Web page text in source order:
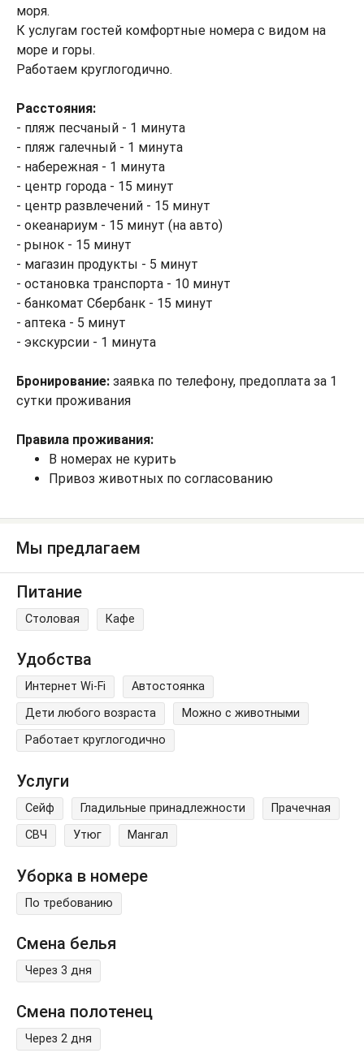
моря.
К услугам гостей комфортные номера с видом на
море и горы.
Работаем круглогодично.
Расстояния:
- пляж песчаный - 1 минута
- пляж галечный - 1 минута
- набережная - 1 минута
- центр города - 15 минут
- центр развлечений - 15 минут
- океанариум - 15 минут (на авто)
- рынок - 15 минут
- магазин продукты - 5 минут
- остановка транспорта - 10 минут
- банкомат Сбербанк - 15 минут
- аптека - 5 минут
- экскурсии - 1 минута
Бронирование: заявка по телефону, предоплата за 1
сутки проживания
Правила проживания:
В номерах не курить
Привоз животных по согласованию
Мы предлагаем
Питание
Столовая Кафе
Удобства
Интернет Wi-Fi
Автостоянка
Дети любого возраста
Можно с животными
Работает круглогодично
Услуги
Сейф Гладильные принадлежности
Прачечная
СВЧ
Утюг Мангал
Уборка в номере
По требованию
Смена белья
Через 3 дня
Смена полотенец
Через 2 дня